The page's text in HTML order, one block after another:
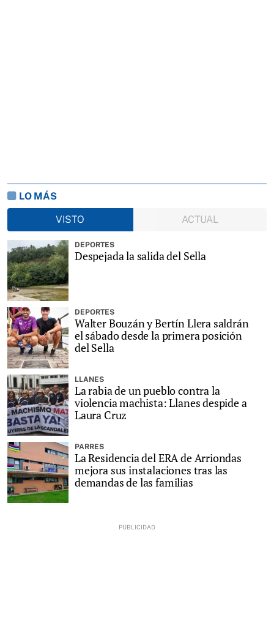
LO MÁS
VISTO
ACTUAL
DEPORTES
Despejada la salida del Sella
DEPORTES
Walter Bouzán y Bertín Llera saldrán
el sábado desde la primera posición
del Sella
LLANES
La rabia de un pueblo contra la
violencia machista: Llanes despide a
Laura Cruz
PARRES
La Residencia del ERA de Arriondas
mejora sus instalaciones tras las
demandas de las familias